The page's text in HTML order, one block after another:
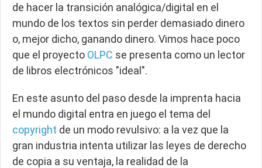
de hacer la transición analógica/digital en el
mundo de los textos sin perder demasiado dinero
o, mejor dicho, ganando dinero. Vimos hace poco
que el proyecto OLPC se presenta como un lector
de libros electrónicos "ideal".
En este asunto del paso desde la imprenta hacia
el mundo digital entra en juego el tema del
copyright de un modo revulsivo: a la vez que la
gran industria intenta utilizar las leyes de derecho
de copia a su ventaja, la realidad de la